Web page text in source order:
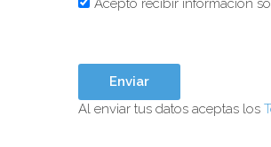
Acepto recibir información
Al enviar tus datos aceptas los